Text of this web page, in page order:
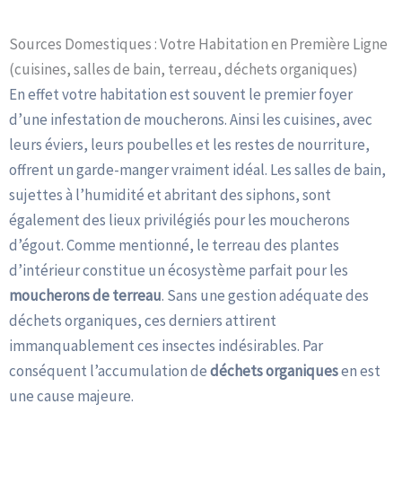
Sources Domestiques : Votre Habitation en Première Ligne
(cuisines, salles de bain, terreau, déchets organiques)
En effet votre habitation est souvent le premier foyer
d’une infestation de moucherons. Ainsi les cuisines, avec
leurs éviers, leurs poubelles et les restes de nourriture,
offrent un garde-manger vraiment idéal. Les salles de bain,
sujettes à l’humidité et abritant des siphons, sont
également des lieux privilégiés pour les moucherons
d’égout. Comme mentionné, le terreau des plantes
d’intérieur constitue un écosystème parfait pour les
moucherons de terreau. Sans une gestion adéquate des
déchets organiques, ces derniers attirent
immanquablement ces insectes indésirables. Par
conséquent l’accumulation dedéchets organiquesen est
une cause majeure.